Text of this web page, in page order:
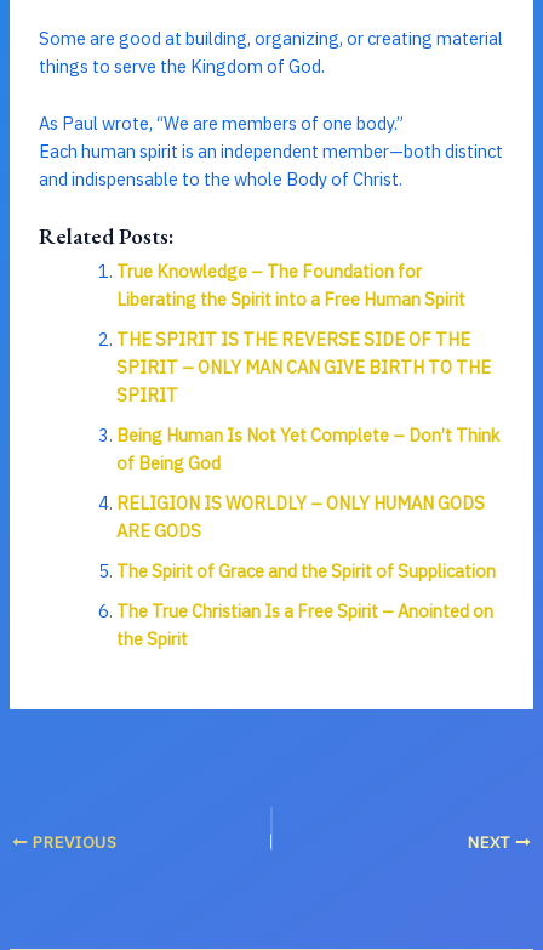
Some are good at building, organizing, or creating material
things to serve the Kingdom of God.
As Paul wrote, “We are members of one body.”
Each human spirit is an independent member—both distinct
and indispensable to the whole Body of Christ.
Related Posts:
True Knowledge – The Foundation for
Liberating the Spirit into a Free Human Spirit
THE SPIRIT IS THE REVERSE SIDE OF THE
SPIRIT – ONLY MAN CAN GIVE BIRTH TO THE
SPIRIT
Being Human Is Not Yet Complete – Don’t Think
of Being God
RELIGION IS WORLDLY – ONLY HUMAN GODS
ARE GODS
The Spirit of Grace and the Spirit of Supplication
The True Christian Is a Free Spirit – Anointed on
the Spirit
PREVIOUS NEXT